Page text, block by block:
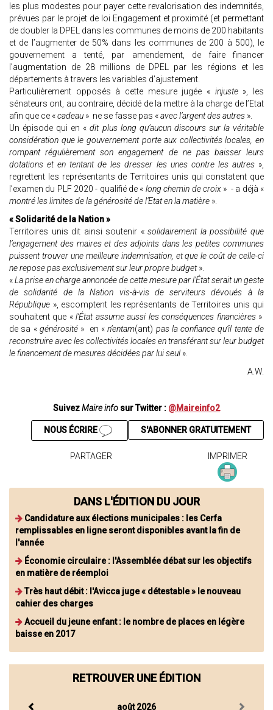
les plus modestes pour payer cette revalorisation des indemnités,
prévues par le projet de loi Engagement et proximité (et permettant
de doubler la DPEL dans les communes de moins de 200 habitants
et de l’augmenter de 50% dans les communes de 200 à 500), le
gouvernement a tenté, par amendement, de faire financer
l’augmentation de 28 millions de DPEL par les régions et les
départements à travers les variables d’ajustement.
Particulièrement opposés à cette mesure jugée « injuste», les
sénateurs ont, au contraire, décidé de la mettre à la charge de l’Etat
afin que ce «cadeau » ne se fasse pas «avec l’argent des autres ».
Un épisode qui en «dit plus long qu’aucun discours sur la véritable
considération que le gouvernement porte aux collectivités locales, en
rompant régulièrement son engagement de ne pas baisser leurs
dotations et en tentant de les dresser les unes contre les autres »,
regrettent les représentants de Territoires unis qui constatent que
l’examen du PLF 2020 - qualifié de « long chemin de croix» - a déjà «
montré les limites de la générosité de l’Etat en la matière ».
« Solidarité de la Nation »
Territoires unis dit ainsi soutenir «solidairement la possibilité que
l’engagement des maires et des adjoints dans les petites communes
puissent trouver une meilleure indemnisation, et que le coût de celle-ci
ne repose pas exclusivement sur leur propre budget».
«La prise en charge annoncée de cette mesure par l’État serait un geste
de solidarité de la Nation vis-à-vis de serviteurs dévoués à la
République », escomptent les représentants de Territoires unis qui
souhaitent que «l’État assume aussi les conséquences financières »
de sa « générosité» en «n’entam(ant) pas la confiance qu’il tente de
reconstruire avec les collectivités locales en transférant sur leur budget
le financement de mesures décidées par lui seul ».
A.W.
SuivezMaire info sur Twitter : @Maireinfo2
S'ABONNER GRATUITEMENT
NOUS ÉCRIRE
PARTAGER IMPRIMER
DANS L'ÉDITION DU JOUR
Candidature aux élections municipales : les Cerfa
remplissables en ligne seront disponibles avant la fin de
l'année
Économie circulaire : l'Assemblée débat sur les objectifs
en matière de réemploi
Très haut débit : l'Avicca juge « détestable » le nouveau
cahier des charges
Accueil du jeune enfant : le nombre de places en légère
baisse en 2017
RETROUVER UNE ÉDITION
août 2026